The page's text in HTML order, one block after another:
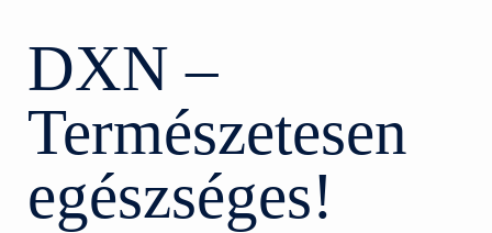
DXN –
Természetesen
egészséges!